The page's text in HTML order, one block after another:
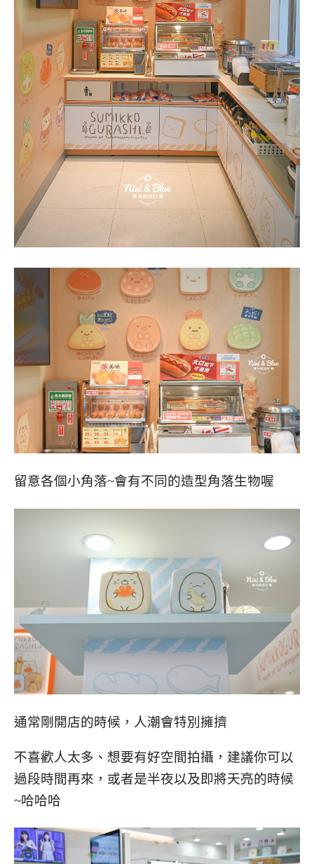
留意各個小角落~會有不同的造型角落生物喔
通常剛開店的時候，人潮會特別擁擠
不喜歡人太多、想要有好空間拍攝，建議你可以
過段時間再來，或者是半夜以及即將天亮的時候
~哈哈哈